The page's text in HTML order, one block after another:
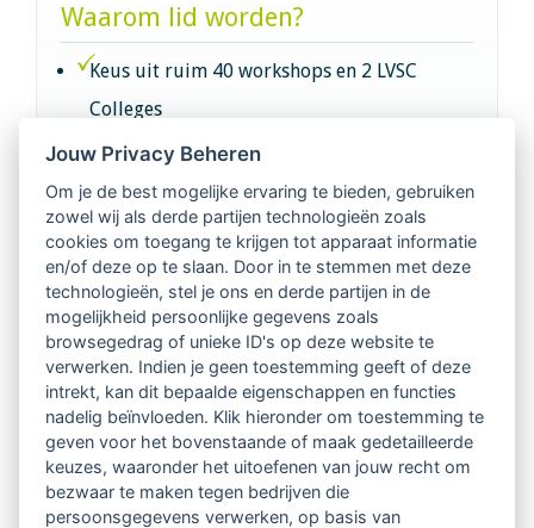
Waarom lid worden?
Keus uit ruim 40 workshops en 2 LVSC
Colleges
Intervisie met geregistreerde vakgenoten
Netwerk van 2100 professionals in 14
regio's
Vindbaar voor opdrachtgevers
Tijdschrift voor
Begeleidingskunde & kennisbank
Beroepsregistratie (LVSC keurmerk)
Jouw Privacy Beheren
Om je de best mogelijke ervaring te bieden, gebruiken
zowel wij als derde partijen technologieën zoals
cookies om toegang te krijgen tot apparaat informatie
en/of deze op te slaan. Door in te stemmen met deze
technologieën, stel je ons en derde partijen in de
mogelijkheid persoonlijke gegevens zoals
browsegedrag of unieke ID's op deze website te
verwerken. Indien je geen toestemming geeft of deze
intrekt, kan dit bepaalde eigenschappen en functies
nadelig beïnvloeden. Klik hieronder om toestemming te
geven voor het bovenstaande of maak gedetailleerde
keuzes, waaronder het uitoefenen van jouw recht om
bezwaar te maken tegen bedrijven die
persoonsgegevens verwerken, op basis van